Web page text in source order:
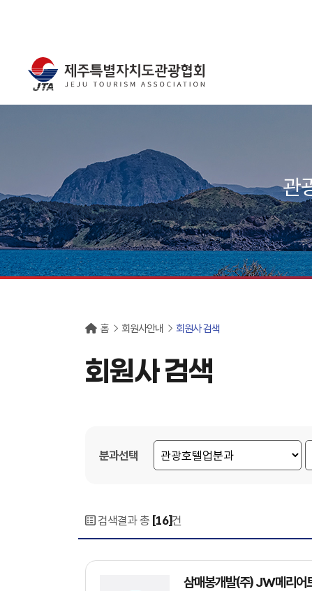
관
홈 회원사안내 회원사 검색
회원사 검색
분과선택
검색결과 총 [16]건
삼매봉개발(주) JW메리어